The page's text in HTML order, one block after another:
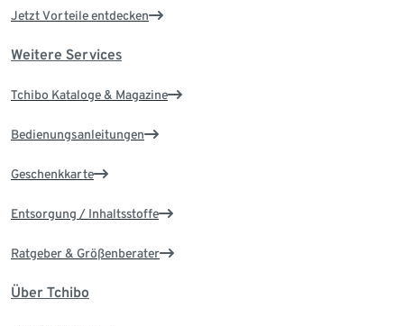
Jetzt Vorteile entdecken
Weitere Services
Tchibo Kataloge & Magazine
Bedienungsanleitungen
Geschenkkarte
Entsorgung / Inhaltsstoffe
Ratgeber & Größenberater
Über Tchibo